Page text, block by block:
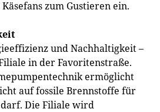
zum Gustieren ein.
und Nachhaltigkeit –
in der Favoritenstraße.
ermöglicht
auf fossile Brennstoffe für
Die Filiale wird